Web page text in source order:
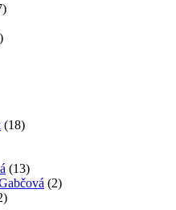
(18)
(13)
(2)